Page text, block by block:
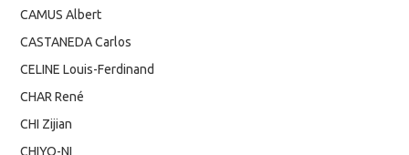
CAMUS Albert
CASTANEDA Carlos
CELINE Louis-Ferdinand
CHAR René
CHI Zijian
CHIYO-NI